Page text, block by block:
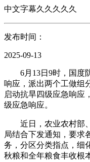
中文字幕久久久久久
发布时间：
2025-09-13
6月13日9时，国度防
响应，派出两个工做组
启动抗旱四级应急响应
级应急响应。
近日，农业农村部、
局结合下发通知，要求
务，分区分类指点，细
秋粮和全年粮食丰收根